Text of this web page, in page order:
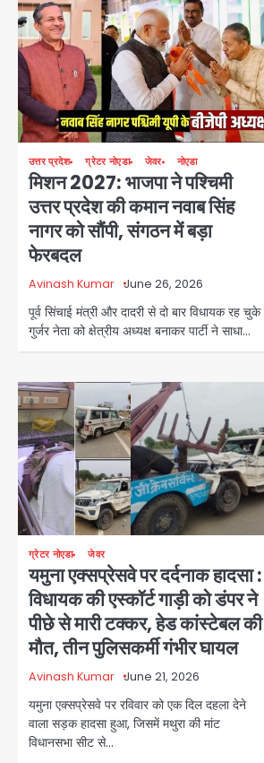
उत्तर प्रदेश ग्रेटर नोएडा जेवर नोएडा
मिशन 2027: भाजपा ने पश्चिमी
उत्तर प्रदेश की कमान नवाब सिंह
नागर को सौंपी, संगठन में बड़ा
फेरबदल
Avinash Kumar June 26, 2026
पूर्व सिंचाई मंत्री और दादरी से दो बार विधायक रह चुके
गुर्जर नेता को क्षेत्रीय अध्यक्ष बनाकर पार्टी ने साधा…
ग्रेटर नोएडा जेवर
यमुना एक्सप्रेसवे पर दर्दनाक हादसा :
विधायक की एस्कॉर्ट गाड़ी को डंपर ने
पीछे से मारी टक्कर, हेड कांस्टेबल की
मौत, तीन पुलिसकर्मी गंभीर घायल
Avinash Kumar June 21, 2026
यमुना एक्सप्रेसवे पर रविवार को एक दिल दहला देने
वाला सड़क हादसा हुआ, जिसमें मथुरा की मांट
विधानसभा सीट से…